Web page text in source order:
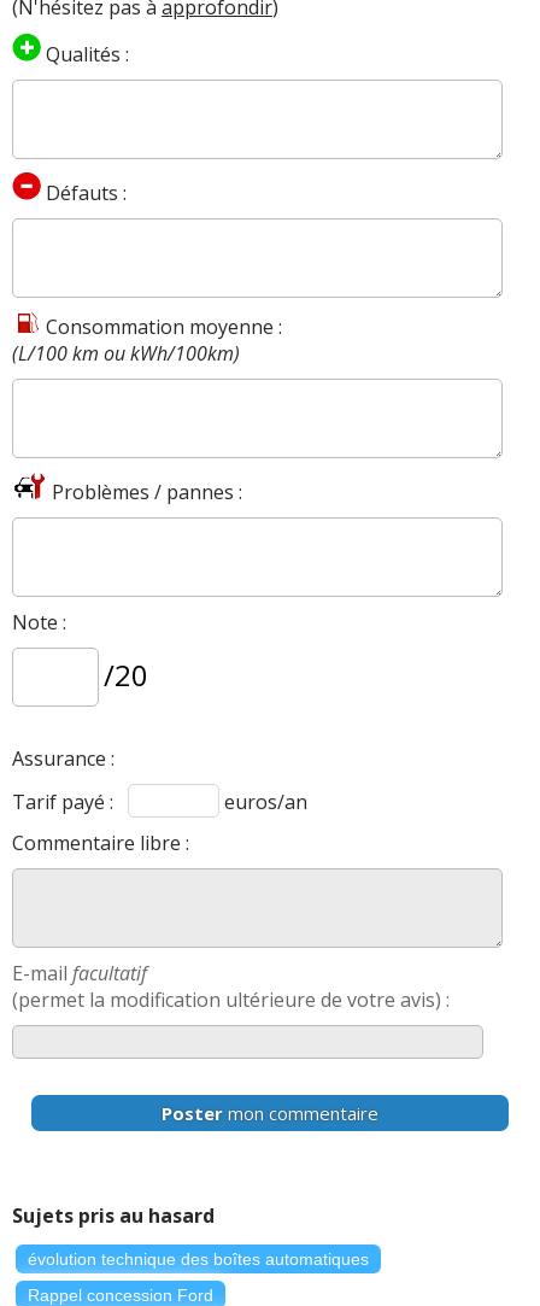
(N'hésitez pas à approfondir)
Qualités :
Défauts :
Consommation moyenne :
(L/100 km ou kWh/100km)
Problèmes / pannes :
Note :
/20
Assurance :
Tarif payé :
euros/an
Commentaire libre :
E-mail facultatif
(permet la modification ultérieure de votre avis) :
Poster mon commentaire
Sujets pris au hasard
évolution technique des boîtes automatiques
Rappel concession Ford